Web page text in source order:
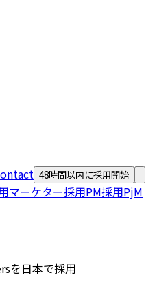
48時間以内に採用開始
マーケター採用PM採用PjM
を日本で採用